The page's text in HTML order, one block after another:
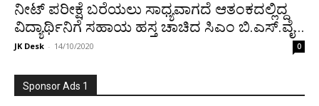
ನೀಟ್ ಪರೀಕ್ಷೆ ಬರೆಯಲು ಸಾಧ್ಯವಾಗದೆ ಆತಂಕದಲ್ಲಿದ್ದ
ವಿದ್ಯಾರ್ಥಿನಿಗೆ ಸಹಾಯ ಹಸ್ತ ಚಾಚಿದ ಸಿಎಂ ಬಿ.ಎಸ್.ವೈ...
JK Desk - 14/10/2020 0
Sponsor Ads 1